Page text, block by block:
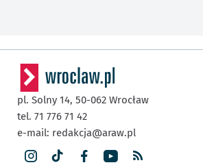
pl. Solny 14, 50-062 Wrocław
tel. 71 776 71 42
e-mail: redakcja@araw.pl